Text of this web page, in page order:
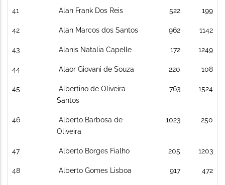
41 Alan Frank Dos Reis 522 199
42 Alan Marcos dos Santos 962 1142
43 Alanis Natalia Capelle 172 1249
44 Alaor Giovani de Souza 220 108
45
Albertino de Oliveira
Santos
763 1524
46
Alberto Barbosa de
Oliveira
1023 250
47 Alberto Borges Fialho 205 1203
48 Alberto Gomes Lisboa 917 472